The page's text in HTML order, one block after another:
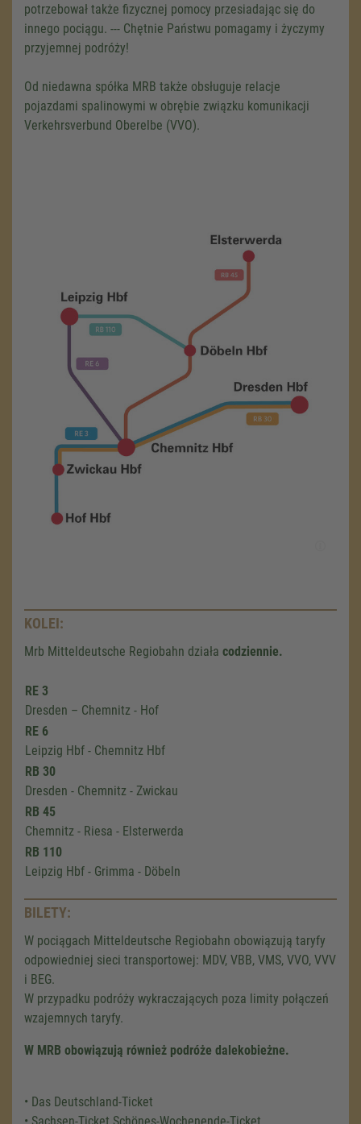
potrzebował także fizycznej pomocy przesiadając się do
innego pociągu. --- Chętnie Państwu pomagamy i życzymy
przyjemnej podróży!
Od niedawna spółka MRB także obsługuje relacje
pojazdami spalinowymi w obrębie związku komunikacji
Verkehrsverbund Oberelbe (VVO).
KOLEI:
Mrb Mitteldeutsche Regiobahn działa codziennie.
RE 3
Dresden – Chemnitz - Hof
RE 6
Leipzig Hbf - Chemnitz Hbf
RB 30
Dresden - Chemnitz - Zwickau
RB 45
Chemnitz - Riesa - Elsterwerda
RB 110
Leipzig Hbf - Grimma - Döbeln
BILETY:
W pociągach Mitteldeutsche Regiobahn obowiązują taryfy
odpowiedniej sieci transportowej: MDV, VBB, VMS, VVO, VVV
i BEG.
W przypadku podróży wykraczających poza limity połączeń
wzajemnych taryfy.
W MRB obowiązują również podróże dalekobieżne.
• Das Deutschland-Ticket